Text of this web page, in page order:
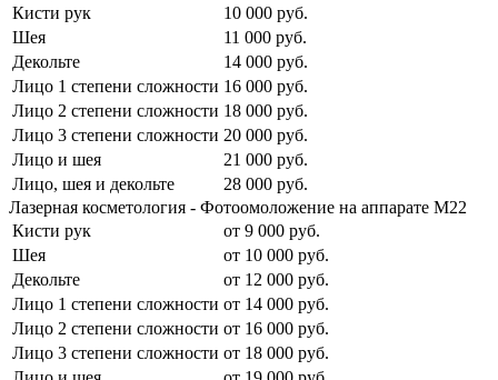
Кисти рук
10 000 руб.
Шея
11 000 руб.
Декольте
14 000 руб.
Лицо 1 степени сложности 16 000 руб.
Лицо 2 степени сложности 18 000 руб.
Лицо 3 степени сложности 20 000 руб.
Лицо и шея
21 000 руб.
Лицо, шея и декольте
28 000 руб.
Лазерная косметология - Фотоомоложение на аппарате M22
Кисти рук
от 9 000 руб.
Шея
от 10 000 руб.
Декольте
от 12 000 руб.
Лицо 1 степени сложности от 14 000 руб.
Лицо 2 степени сложности от 16 000 руб.
Лицо 3 степени сложности от 18 000 руб.